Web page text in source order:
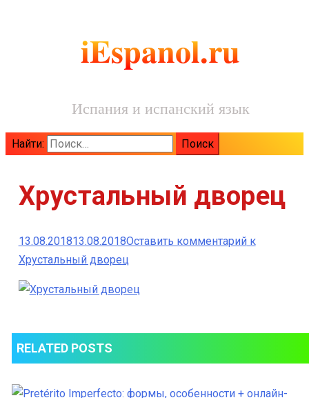
iEspanol.ru
Испания и испанский язык
Найти:
Хрустальный дворец
13.08.201813.08.2018Оставить комментарийк
Хрустальный дворец
RELATED POSTS